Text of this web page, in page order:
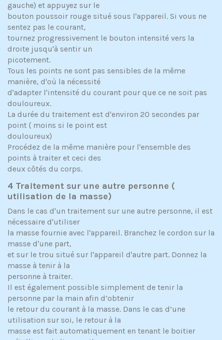
gauche) et appuyez sur le
bouton poussoir rouge situé sous l'appareil. Si vous ne
sentez pas le courant,
tournez progressivement le bouton intensité vers la
droite jusqu'à sentir un
picotement.
Tous les points ne sont pas sensibles de la même
manière, d'où la nécessité
d'adapter l'intensité du courant pour que ce ne soit pas
douloureux.
La durée du traitement est d'environ 20 secondes par
point ( moins si le point est
douloureux)
Procédez de la même manière pour l'ensemble des
points à traiter et ceci des
deux côtés du corps.
4 Traitement sur une autre personne (
utilisation de la masse)
Dans le cas d'un traitement sur une autre personne, il est
nécessaire d'utiliser
la masse fournie avec l'appareil. Branchez le cordon sur la
masse d'une part,
et sur le trou situé sur l'appareil d'autre part. Donnez la
masse à tenir à la
personne à traiter.
Il est également possible simplement de tenir la
personne par la main afin d’obtenir
le retour du courant à la masse. Dans le cas d’une
utilisation sur soi, le retour à la
masse est fait automatiquement en tenant le boitier